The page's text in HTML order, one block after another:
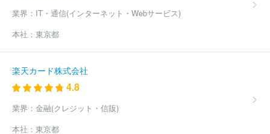
業界： IT・通信(インターネット・Webサービス)
本社： 東京都
楽天カード株式会社
4.8
業界： 金融(クレジット・信販)
本社： 東京都